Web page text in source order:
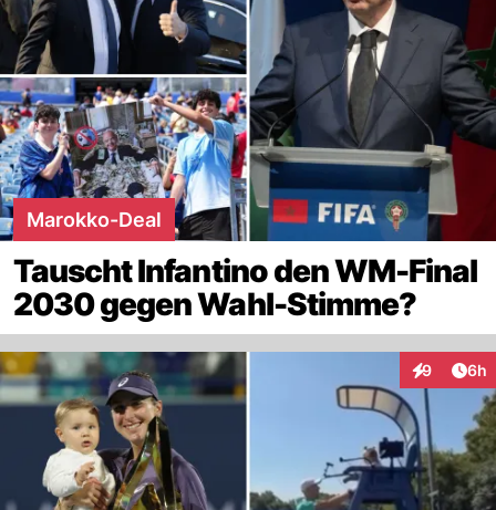
Marokko-Deal
Tauscht Infantino den WM-Final
2030 gegen Wahl-Stimme?
9 6h